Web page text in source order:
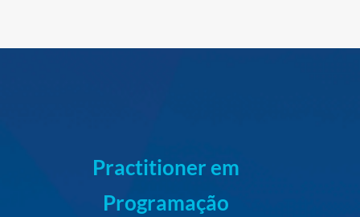
Practitioner em
Programação